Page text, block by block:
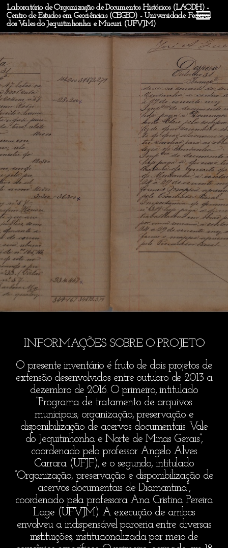
Laboratório de Organização de Documentos Históricos (LAODH) -
Centro de Estudos em Geociências (CEGEO) - Universidade Federal
dos Vales do Jequitinhonha e Mucuri (UFVJM)
INFORMAÇÕES SOBRE O PROJETO
O presente inventário é fruto de dois projetos de
extensão desenvolvidos entre outubro de 2013 a
dezembro de 2016. O primeiro, intitulado
“Programa de tratamento de arquivos
municipais; organização, preservação e
disponibilização de acervos documentais: Vale
do Jequitinhonha e Norte de Minas Gerais”,
coordenado pelo professor Angelo Alves
Carrara (UFJF); e o segundo, intitulado
“Organização, preservação e disponibilização de
acervos documentais de Diamantina”,
coordenado pela professora Ana Cristina Pereira
Lage (UFVJM). A execução de ambos
envolveu a indispensável parceria entre diversas
instituições, institucionalizada por meio de